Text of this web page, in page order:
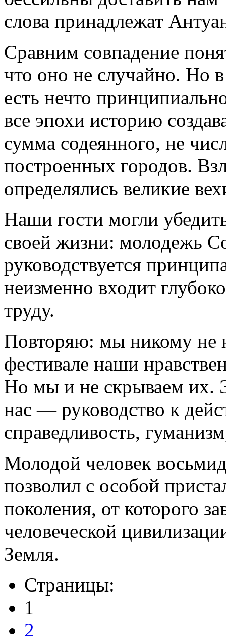
слова принадлежат
Сравним совпадение
что оно не случайно. Но
есть нечто
все эпохи историю
сумма содеянного, не
построенных городов.
определялись великие
Наши гости могли
своей жизни: молодежь
руководствуется
неизменно входит
труду.
Повторяю: мы никому не
фестивале наши
Но мы и не скрываем их.
нас — руководство к
справедливость,
Молодой человек
позволил с особой
поколения, от которого
человеческой
Земля.
Страницы:
1
2